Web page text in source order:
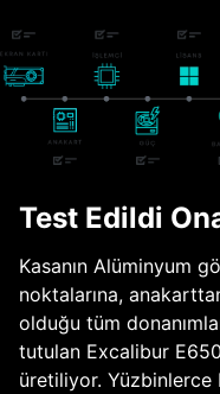
Test Edildi
Kasanın Alüminyum
noktalarına,
olduğu tüm
tutulan Excalibur
üretiliyor. Yüzbinlerce